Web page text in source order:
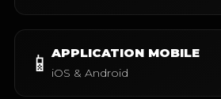
📱 APPLICATION MOBILE
iOS & Android